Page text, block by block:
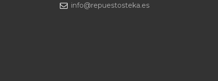
info@repuestosteka.es